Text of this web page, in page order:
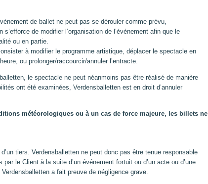
de ballet ne peut pas se dérouler comme prévu,
de modifier l’organisation de l’événement afin que le
ou en partie.
à modifier le programme artistique, déplacer le spectacle en
ou prolonger/raccourcir/annuler l’entracte.
le spectacle ne peut néanmoins pas être réalisé de manière
ont été examinées, Verdensballetten est en droit d’annuler
météorologiques ou à un cas de force majeure, les billets ne
tiers. Verdensballetten ne peut donc pas être tenue responsable
le Client à la suite d’un événement fortuit ou d’un acte ou d’une
a fait preuve de négligence grave.